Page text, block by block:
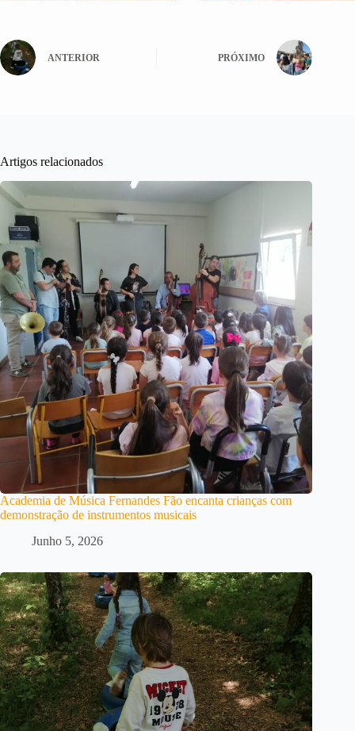
ANTERIOR PRÓXIMO
Artigos relacionados
Academia de Música Fernandes Fão encanta crianças com
demonstração de instrumentos musicais
Junho 5, 2026